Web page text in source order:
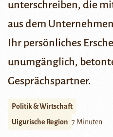
unterschreiben, die
aus dem
Ihr persönliches
unumgänglich,
Gesprächspartner.
Politik & Wirtschaft
Uigurische Region 7 Minuten